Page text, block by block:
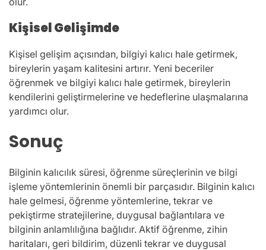
Kişisel Gelişimde
Kişisel gelişim açısından, bilgiyi kalıcı hale getirmek,
bireylerin yaşam kalitesini artırır. Yeni beceriler
öğrenmek ve bilgiyi kalıcı hale getirmek, bireylerin
kendilerini geliştirmelerine ve hedeflerine ulaşmalarına
yardımcı olur.
Sonuç
Bilginin kalıcılık süresi, öğrenme süreçlerinin ve bilgi
işleme yöntemlerinin önemli bir parçasıdır. Bilginin kalıcı
hale gelmesi, öğrenme yöntemlerine, tekrar ve
pekiştirme stratejilerine, duygusal bağlantılara ve
bilginin anlamlılığına bağlıdır. Aktif öğrenme, zihin
haritaları, geri bildirim, düzenli tekrar ve duygusal